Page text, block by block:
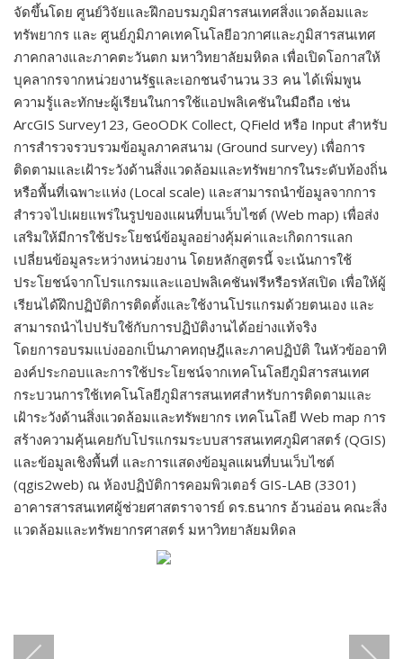
จัดขึ้นโดย ศูนย์วิจัยและฝึกอบรมภูมิสารสนเทศสิ่งแวดล้อมและ
ทรัพยากร และ ศูนย์ภูมิภาคเทคโนโลยีอวกาศและภูมิสารสนเทศ
ภาคกลางและภาคตะวันตก มหาวิทยาลัยมหิดล เพื่อเปิดโอกาสให้
บุคลากรจากหน่วยงานรัฐและเอกชนจำนวน 33 คน ได้เพิ่มพูน
ความรู้และทักษะผู้เรียนในการใช้แอปพลิเคชันในมือถือ เช่น
ArcGIS Survey123, GeoODK Collect, QField หรือ Input สำหรับ
การสำรวจรวบรวมข้อมูลภาคสนาม (Ground survey) เพื่อการ
ติดตามและเฝ้าระวังด้านสิ่งแวดล้อมและทรัพยากรในระดับท้องถิ่น
หรือพื้นที่เฉพาะแห่ง (Local scale) และสามารถนำข้อมูลจากการ
สำรวจไปเผยแพร่ในรูปของแผนที่บนเว็บไซต์ (Web map) เพื่อส่ง
เสริมให้มีการใช้ประโยชน์ข้อมูลอย่างคุ้มค่าและเกิดการแลก
เปลี่ยนข้อมูลระหว่างหน่วยงาน โดยหลักสูตรนี้ จะเน้นการใช้
ประโยชน์จากโปรแกรมและแอปพลิเคชันฟรีหรือรหัสเปิด เพื่อให้ผู้
เรียนได้ฝึกปฏิบัติการติดตั้งและใช้งานโปรแกรมด้วยตนเอง และ
สามารถนำไปปรับใช้กับการปฏิบัติงานได้อย่างแท้จริง
โดยการอบรมแบ่งออกเป็นภาคทฤษฎีและภาคปฏิบัติ ในหัวข้ออาทิ
องค์ประกอบและการใช้ประโยชน์จากเทคโนโลยีภูมิสารสนเทศ
กระบวนการใช้เทคโนโลยีภูมิสารสนเทศสำหรับการติดตามและ
เฝ้าระวังด้านสิ่งแวดล้อมและทรัพยากร เทคโนโลยี Web map การ
สร้างความคุ้นเคยกับโปรแกรมระบบสารสนเทศภูมิศาสตร์ (QGIS)
และข้อมูลเชิงพื้นที่ และการแสดงข้อมูลแผนที่บนเว็บไซต์
(qgis2web) ณ ห้องปฏิบัติการคอมพิวเตอร์ GIS-LAB (3301)
อาคารสารสนเทศผู้ช่วยศาสตราจารย์ ดร.ธนากร อ้วนอ่อน คณะสิ่ง
แวดล้อมและทรัพยากรศาสตร์ มหาวิทยาลัยมหิดล